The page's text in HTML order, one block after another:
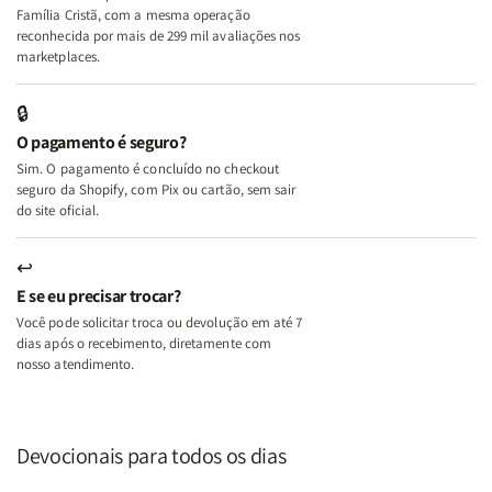
A
Mulher
Lar
A
Lar
Família Cristã, com a mesma operação
reconhecida por mais de 299 mil avaliações nos
marketplaces.
🔒
O pagamento é seguro?
Sim. O pagamento é concluído no checkout
seguro da Shopify, com Pix ou cartão, sem sair
do site oficial.
↩
E se eu precisar trocar?
Você pode solicitar troca ou devolução em até 7
dias após o recebimento, diretamente com
nosso atendimento.
Devocionais para todos os dias